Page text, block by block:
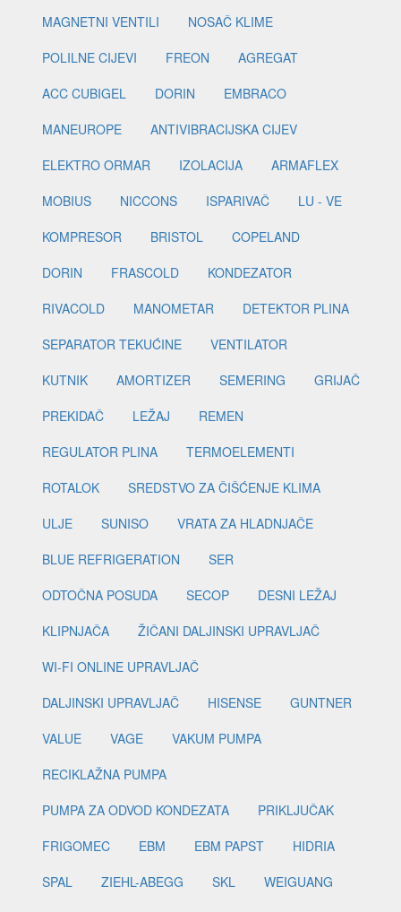
MAGNETNI VENTILI
NOSAČ KLIME
POLILNE CIJEVI
FREON
AGREGAT
ACC CUBIGEL
DORIN
EMBRACO
MANEUROPE
ANTIVIBRACIJSKA CIJEV
ELEKTRO ORMAR
IZOLACIJA
ARMAFLEX
MOBIUS
NICCONS ISPARIVAČ
LU - VE
KOMPRESOR
BRISTOL
COPELAND
DORIN
FRASCOLD
KONDEZATOR
RIVACOLD
MANOMETAR
DETEKTOR PLINA
SEPARATOR TEKUĆINE
VENTILATOR
KUTNIK
AMORTIZER SEMERING
GRIJAČ
PREKIDAČ
LEŽAJ
REMEN
REGULATOR PLINA
TERMOELEMENTI
ROTALOK
SREDSTVO ZA ČIŠĆENJE KLIMA
ULJE
SUNISO
VRATA ZA HLADNJAČE
BLUE REFRIGERATION
SER
ODTOČNA POSUDA
SECOP
DESNI LEŽAJ
KLIPNJAČA
ŽIČANI DALJINSKI UPRAVLJAČ
WI-FI ONLINE UPRAVLJAČ
DALJINSKI UPRAVLJAČ
HISENSE
GUNTNER
VALUE
VAGE
VAKUM PUMPA
RECIKLAŽNA PUMPA
PUMPA ZA ODVOD KONDEZATA
PRIKLJUČAK
FRIGOMEC
EBM EBM PAPST
HIDRIA
SPAL
ZIEHL-ABEGG SKL
WEIGUANG